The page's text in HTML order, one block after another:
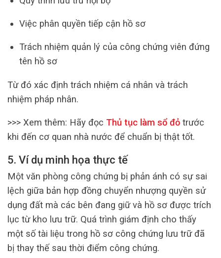
Việc phân quyền tiếp cận hồ sơ
Trách nhiệm quản lý của công chứng viên đứng
tên hồ sơ
Từ đó xác định trách nhiệm cá nhân và trách
nhiệm pháp nhân.
>>> Xem thêm: Hãy đọc Thủ tục làm sổ đỏ trước
khi đến cơ quan nhà nước để chuẩn bị thật tốt.
5. Ví dụ minh họa thực tế
Một văn phòng công chứng bị phản ánh có sự sai
lệch giữa bản hợp đồng chuyển nhượng quyền sử
dụng đất mà các bên đang giữ và hồ sơ được trích
lục từ kho lưu trữ. Quá trình giám định cho thấy
một số tài liệu trong hồ sơ công chứng lưu trữ đã
bị thay thế sau thời điểm công chứng.